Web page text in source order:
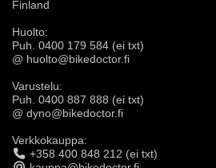
Finland
Huolto:
Puh. 0400 179 584 (ei txt)
@ huolto@bikedoctor.fi
Varustelu:
Puh. 0400 887 888 (ei txt)
@ dyno@bikedoctor.fi
Verkkokauppa:
+358 400 848 212 (ei txt)